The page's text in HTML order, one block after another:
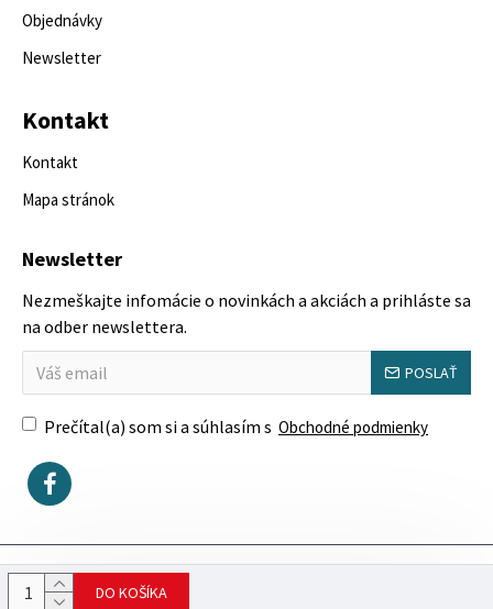
DO KOŠÍKA
Objednávky
Newsletter
Kontakt
Kontakt
Mapa stránok
Newsletter
Nezmeškajte infomácie o novinkách a akciách a prihláste sa
na odber newslettera.
POSLAŤ
Prečítal(a) som si a súhlasím s Obchodné podmienky
Copyright © 2023, SektorovýNábytok.sk